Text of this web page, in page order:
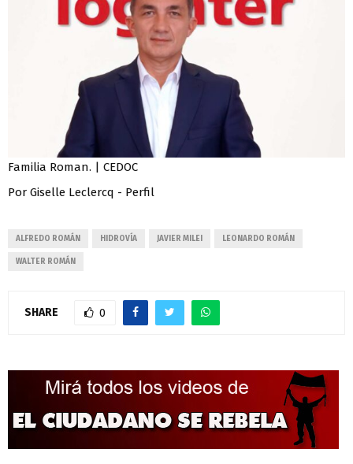
Familia Roman. | CEDOC
Por Giselle Leclercq - Perfil
ALFREDO ROMÁN HIDROVÍA JAVIER MILEI LEONARDO ROMÁN
WALTER ROMÁN
SHARE 0